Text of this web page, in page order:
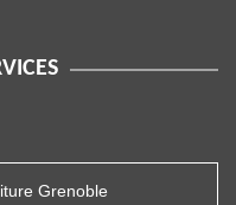
Grenoble